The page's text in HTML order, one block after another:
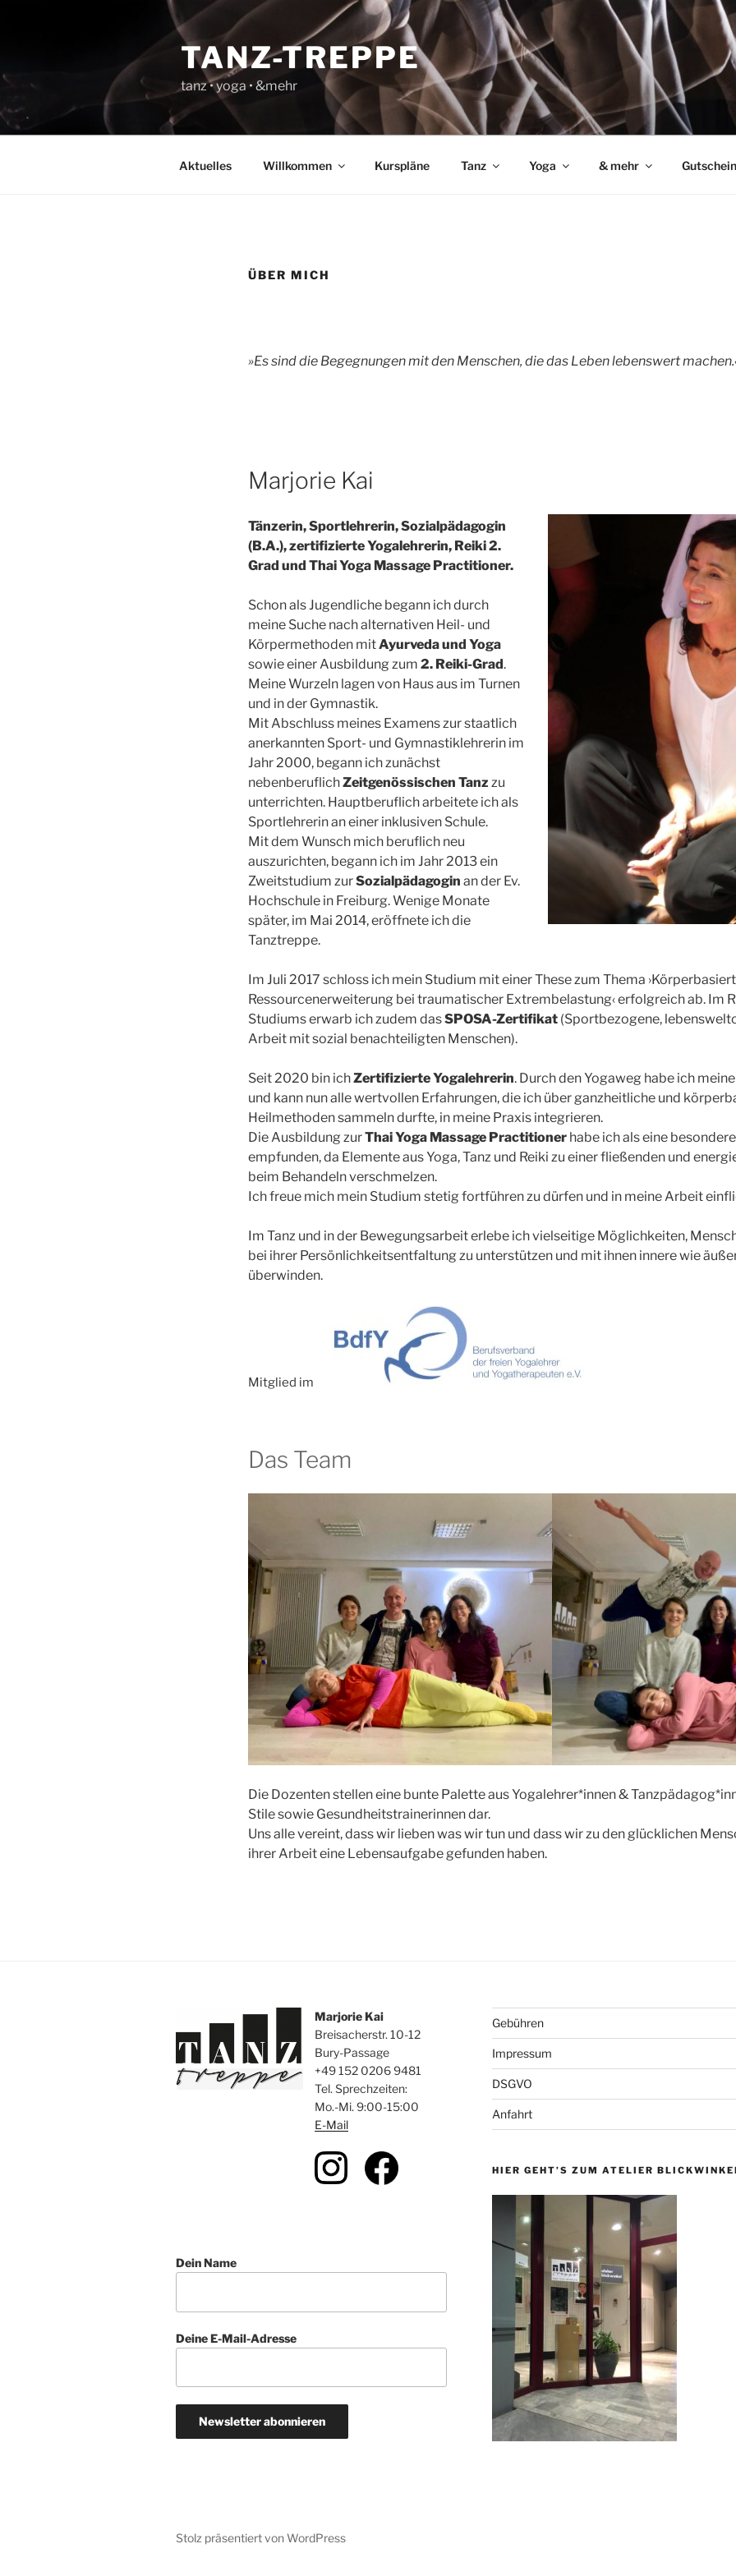
TANZ-TREPPE
tanz • yoga • &mehr
Aktuelles Willkommen Kurspläne Tanz Yoga & mehr
ÜBER MICH
»Es sind die Begegnungen mit den Menschen, die das Leben lebenswert
Marjorie Kai
Tänzerin, Sportlehrerin, Sozialpädagogin
(B.A.), zertifizierte Yogalehrerin, Reiki 2.
Grad und Thai Yoga Massage Practitioner.
Schon als Jugendliche begann ich durch
meine Suche nach alternativen Heil- und
Körpermethoden mitAyurveda und Yoga
sowie einer Ausbildung zum 2. Reiki-Grad.
Meine Wurzeln lagen von Haus aus im Turnen
und in der Gymnastik.
Mit Abschluss meines Examens zur staatlich
anerkannten Sport- und Gymnastiklehrerin im
Jahr 2000, begann ich zunächst
nebenberuflichZeitgenössischen Tanz zu
unterrichten. Hauptberuflich arbeitete ich als
Sportlehrerin an einer inklusiven Schule.
Mit dem Wunsch mich beruflich neu
auszurichten, begann ich im Jahr 2013 ein
Zweitstudium zurSozialpädagogin an der Ev.
Hochschule in Freiburg. Wenige Monate
später, im Mai 2014, eröffnete ich die
Tanztreppe.
Im Juli 2017 schloss ich mein Studium mit einer These zum Thema
Ressourcenerweiterung bei traumatischer Extrembelastung‹ erfolgreich ab. Im
Studiums erwarb ich zudem dasSPOSA-Zertifikat (Sportbezogene,
Arbeit mit sozial benachteiligten Menschen).
Seit 2020 bin ichZertifizierte Yogalehrerin. Durch den Yogaweg habe ich
und kann nun alle wertvollen Erfahrungen, die ich über ganzheitliche und
Heilmethoden sammeln durfte, in meine Praxis integrieren.
Die Ausbildung zurThai Yoga Massage Practitioner habe ich als eine
empfunden, da Elemente aus Yoga, Tanz und Reiki zu einer fließenden und
beim Behandeln verschmelzen.
Ich freue mich mein Studium stetig fortführen zu dürfen und in meine Arbeit
Im Tanz und in der Bewegungsarbeit erlebe ich vielseitige Möglichkeiten,
bei ihrer Persönlichkeitsentfaltung zu unterstützen und mit ihnen innere wie
überwinden.
Mitglied im
Das Team
Die Dozenten stellen eine bunte Palette aus Yogalehrer*innen &
Stile sowie Gesundheitstrainerinnen dar.
Uns alle vereint, dass wir lieben was wir tun und dass wir zu den glücklichen
ihrer Arbeit eine Lebensaufgabe gefunden haben.
Marjorie Kai
Breisacherstr. 10-12
Bury-Passage
+49 152 0206 9481
Tel. Sprechzeiten:
Mo.-Mi. 9:00-15:00
E-Mail
Dein Name
Deine E-Mail-Adresse
Gebühren
Impressum
DSGVO
Anfahrt
HIER GEHT’S ZUM ATELIER
Stolz präsentiert von WordPress